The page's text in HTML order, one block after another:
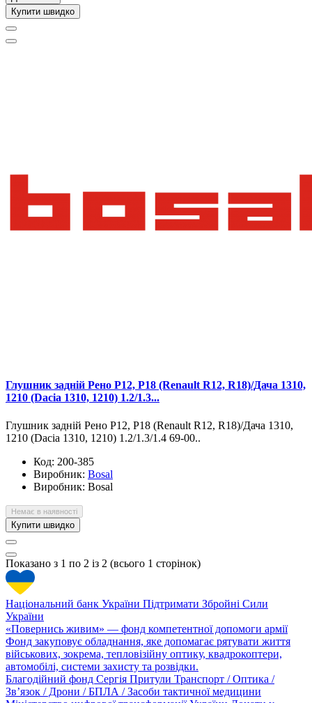
Купити швидко
Глушник задній Рено Р12, Р18 (Renault R12, R18)/Дача 1310,
1210 (Dacia 1310, 1210) 1.2/1.3...
Глушник задній Рено Р12, Р18 (Renault R12, R18)/Дача 1310,
1210 (Dacia 1310, 1210) 1.2/1.3/1.4 69-00..
Код: 200-385
Виробник: Bosal
Виробник: Bosal
Немає в наявності
Купити швидко
Показано з 1 по 2 із 2 (всього 1 сторінок)
Національний банк України Підтримати Збройні Сили
України
«Повернись живим» — фонд компетентної допомоги армії
Фонд закуповує обладнання, яке допомагає рятувати життя
військових, зокрема, тепловізійну оптику, квадрокоптери,
автомобілі, системи захисту та розвідки.
Благодійний фонд Сергія Притули Транспорт / Оптика /
Зв’язок / Дрони / БПЛА / Засоби тактичної медицини